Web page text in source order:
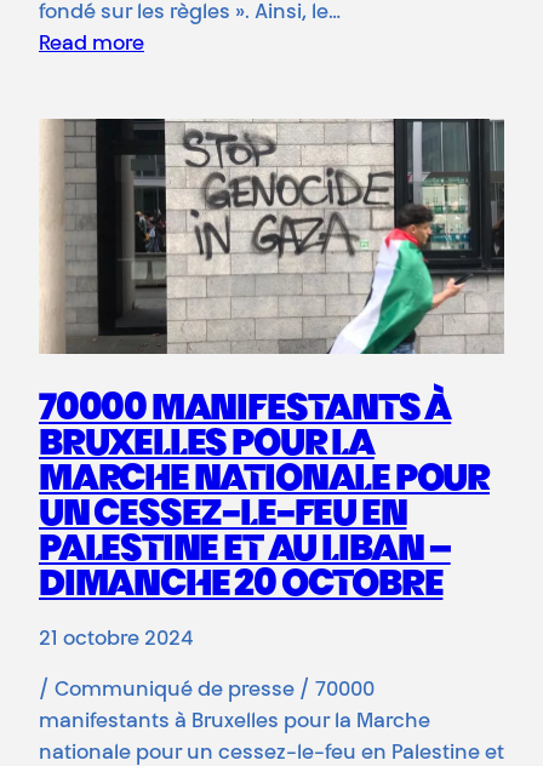
fondé sur les règles ». Ainsi, le…
Read more
70000 MANIFESTANTS À
BRUXELLES POUR LA
MARCHE NATIONALE POUR
UN CESSEZ-LE-FEU EN
PALESTINE ET AU LIBAN –
DIMANCHE 20 OCTOBRE
21 octobre 2024
/ Communiqué de presse / 70000
manifestants à Bruxelles pour la Marche
nationale pour un cessez-le-feu en Palestine et